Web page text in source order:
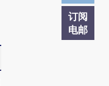
订阅
电邮